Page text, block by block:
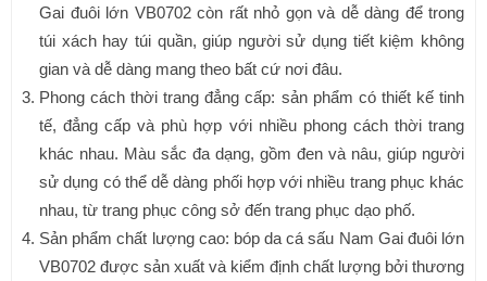
Gai đuôi lớn VB0702 còn rất nhỏ gọn và dễ dàng để trong
túi xách hay túi quần, giúp người sử dụng tiết kiệm không
gian và dễ dàng mang theo bất cứ nơi đâu.
Phong cách thời trang đẳng cấp: sản phẩm có thiết kế tinh
tế, đẳng cấp và phù hợp với nhiều phong cách thời trang
khác nhau. Màu sắc đa dạng, gồm đen và nâu, giúp người
sử dụng có thể dễ dàng phối hợp với nhiều trang phục khác
nhau, từ trang phục công sở đến trang phục dạo phố.
Sản phẩm chất lượng cao: bóp da cá sấu Nam Gai đuôi lớn
VB0702 được sản xuất và kiểm định chất lượng bởi thương